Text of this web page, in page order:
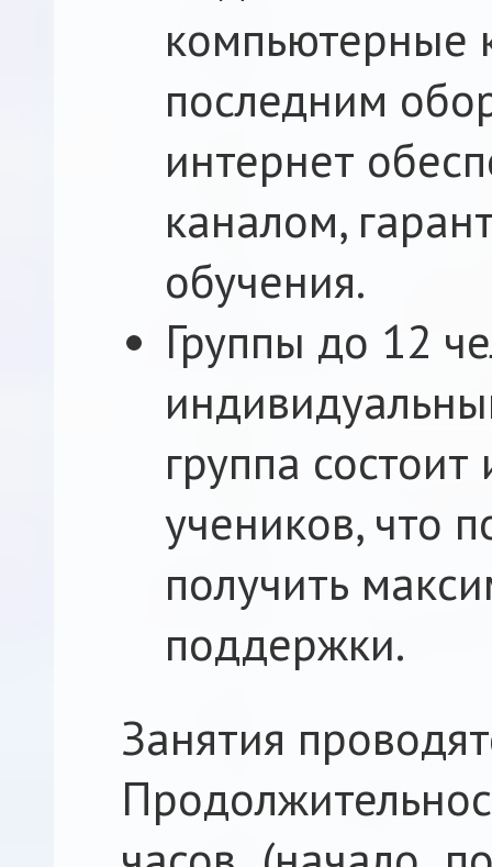
компьютерные
последним
интернет
каналом,
обучения.
Группы до 12
группа
учеников, что
получить
поддержки.
Занятия